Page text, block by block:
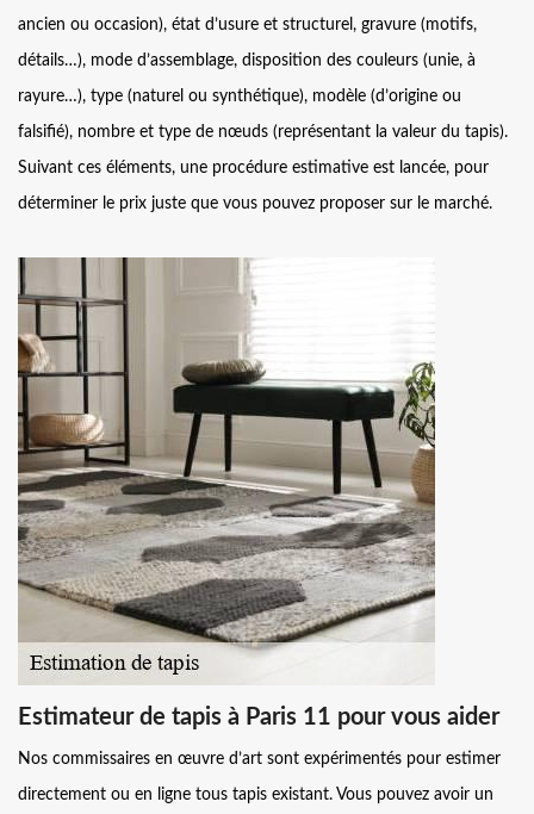
ancien ou occasion), état d’usure et structurel, gravure (motifs,
détails…), mode d’assemblage, disposition des couleurs (unie, à
rayure…), type (naturel ou synthétique), modèle (d’origine ou
falsifié), nombre et type de nœuds (représentant la valeur du tapis).
Suivant ces éléments, une procédure estimative est lancée, pour
déterminer le prix juste que vous pouvez proposer sur le marché.
Estimateur de tapis à Paris 11 pour vous aider
Nos commissaires en œuvre d’art sont expérimentés pour estimer
directement ou en ligne tous tapis existant. Vous pouvez avoir un